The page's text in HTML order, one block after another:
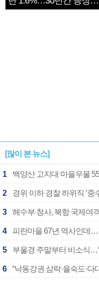
1182개팀 전수조사
[많이 본 뉴스]
1 백양산 고지대 마을우물
2 경위 이하 경찰 하위직 ‘
3 해수부 청사, 북항 국제여
4 피란마을 67년 역사인데
5 부울경 주말부터 비소식
6 “낙동강권 삼락·을숙도·